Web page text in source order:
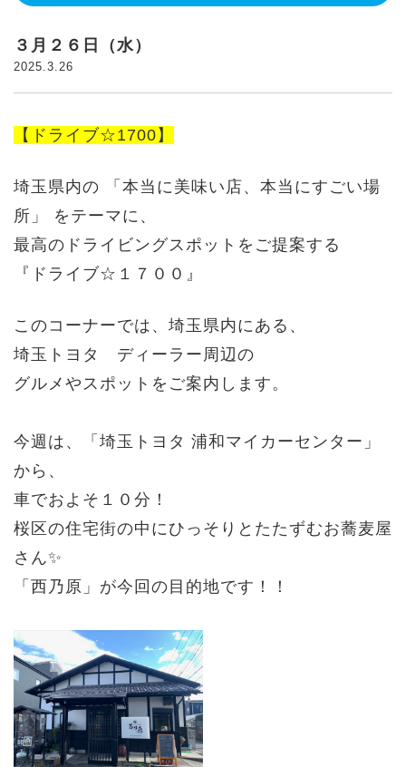
３月２６日（水）
2025.3.26
【ドライブ☆1700】
埼玉県内の 「本当に美味い店、本当にすごい場
所」 をテーマに、
最高のドライビングスポットをご提案する
『ドライブ☆１７００』
このコーナーでは、埼玉県内にある、
埼玉トヨタ ディーラー周辺の
グルメやスポットをご案内します。
今週は、「埼玉トヨタ 浦和マイカーセンター」
から、
車でおよそ１０分！
桜区の住宅街の中にひっそりとたたずむお蕎麦屋
さん✨
「西乃原」が今回の目的地です！！